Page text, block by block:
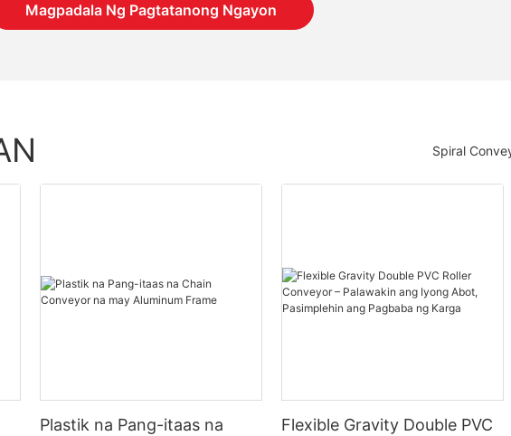
Magpadala Ng Pagtatanong Ngayon
Spiral
Plastik na Pang-itaas na
Flexible Gravity Double PVC